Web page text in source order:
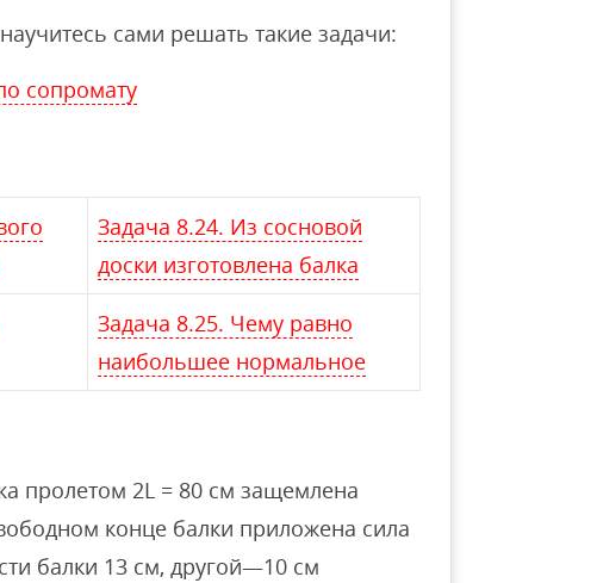
сами решать такие задачи:
сопромату
Задача 8.24. Из сосновой
доски изготовлена балка
Задача 8.25. Чему равно
наибольшее нормальное
пролетом 2L = 80 см защемлена
конце балки приложена сила
балки 13 см, другой—10 см